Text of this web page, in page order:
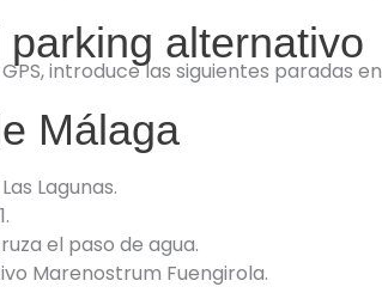
alternativo
introduce las siguientes paradas
Málaga
Lagunas.
el paso de agua.
Marenostrum Fuengirola.